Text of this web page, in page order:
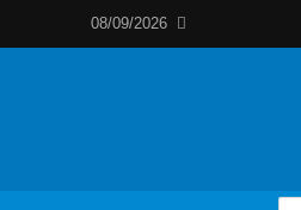
08/09/2026